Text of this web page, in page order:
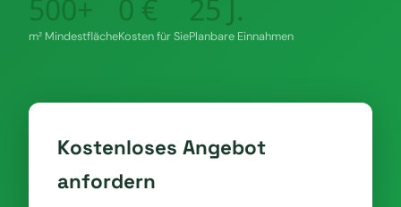
500+
m² Mindestfläche
0 €
Kosten für Sie
25 J.
Planbare Einnahmen
Kostenloses Angebot
anfordern